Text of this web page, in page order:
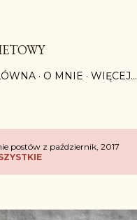
O MNIE WIĘCEJ…
postów z październik, 2017